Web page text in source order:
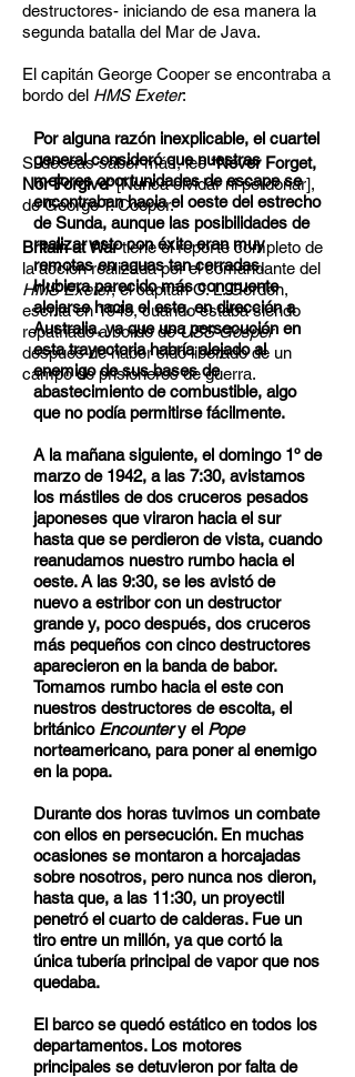
destructores- iniciando de esa manera la
segunda batalla del Mar de Java.
El capitán George Cooper se encontraba a
bordo del HMS Exeter:
Por alguna razón inexplicable, el cuartel
general consideró que nuestras
mejores oportunidades de escape se
encontraban hacia el oeste del estrecho
de Sunda, aunque las posibilidades de
realizar esto con éxito eran muy
remotas en aguas tan cerradas.
Hubiera parecido más congruente
alejarse hacia el este, en dirección a
Australia, ya que una persecución en
esta trayectoria habría alejado al
enemigo de sus bases de
abastecimiento de combustible, algo
que no podía permitirse fácilmente.
A la mañana siguiente, el domingo 1º de
marzo de 1942, a las 7:30, avistamos
los mástiles de dos cruceros pesados
japoneses que viraron hacia el sur
hasta que se perdieron de vista, cuando
reanudamos nuestro rumbo hacia el
oeste. A las 9:30, se les avistó de
nuevo a estribor con un destructor
grande y, poco después, dos cruceros
más pequeños con cinco destructores
aparecieron en la banda de babor.
Tomamos rumbo hacia el este con
nuestros destructores de escolta, el
británico Encountery el Pope
norteamericano, para poner al enemigo
en la popa.
Durante dos horas tuvimos un combate
con ellos en persecución. En muchas
ocasiones se montaron a horcajadas
sobre nosotros, pero nunca nos dieron,
hasta que, a las 11:30, un proyectil
penetró el cuarto de calderas. Fue un
tiro entre un millón, ya que cortó la
única tubería principal de vapor que nos
quedaba.
El barco se quedó estático en todos los
departamentos. Los motores
principales se detuvieron por falta de
Si deseas saber más, lee “Never Forget,
Nor Forgive” [Nunca olvidar ni perdonar],
de George T. Cooper.
Britain at Wartiene el reporte completo de
la acción realizada por el comandante del
HMS Exeter, el capitán O. L. Gordon,
escrita en 1945, cuando estaba siendo
repatriado a bordo deUSS Gosper
después de haber sido liberado de un
campo de prisioneros de guerra.